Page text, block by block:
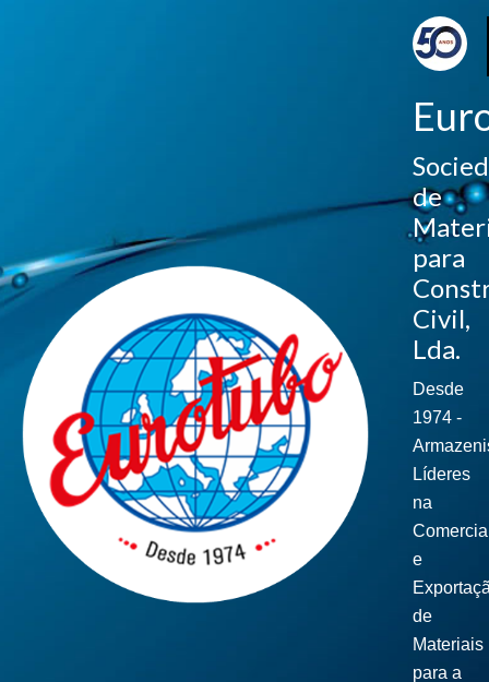
de
para
Civil,
Lda.
Desde
1974 -
Líderes
na
e
de
Materiais
para a